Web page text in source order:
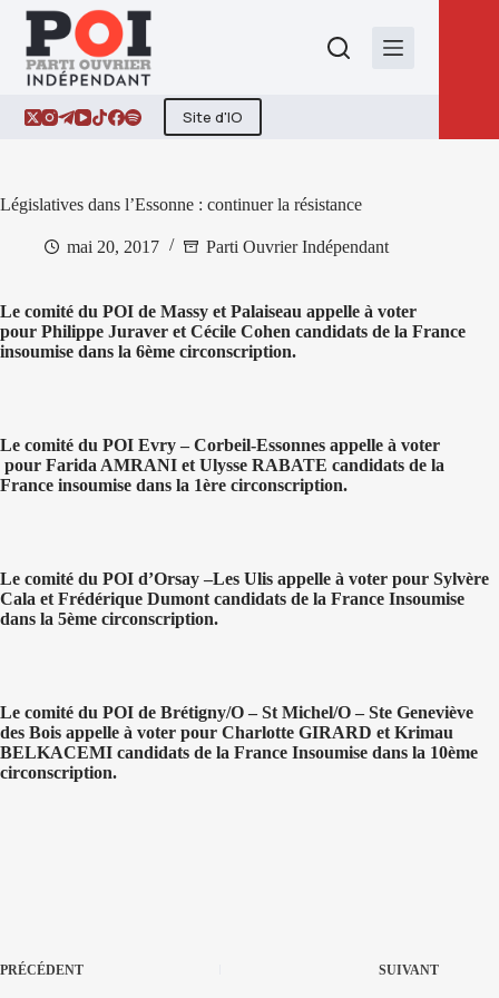
Passer
contenu
Site d'IO
Législatives dans l’Essonne : continuer la résistance
mai 20, 2017 Parti Ouvrier Indépendant
Le comité du POI de Massy et Palaiseau appelle à voter
pour Philippe Juraver et Cécile Cohen candidats de la France
insoumise dans la 6ème circonscription.
Le comité du POI Evry – Corbeil-Essonnes appelle à voter
pour Farida AMRANI et Ulysse RABATE candidats de la
France insoumise dans la 1ère circonscription.
Le comité du POI d’Orsay –Les Ulis appelle à voter pour Sylvère
Cala et Frédérique Dumont candidats de la France Insoumise
dans la 5ème circonscription.
Le comité du POI de Brétigny/O – St Michel/O – Ste Geneviève
des Bois appelle à voter pour Charlotte GIRARD et Krimau
BELKACEMI candidats de la France Insoumise dans la 10ème
circonscription.
PRÉCÉDENT SUIVANT